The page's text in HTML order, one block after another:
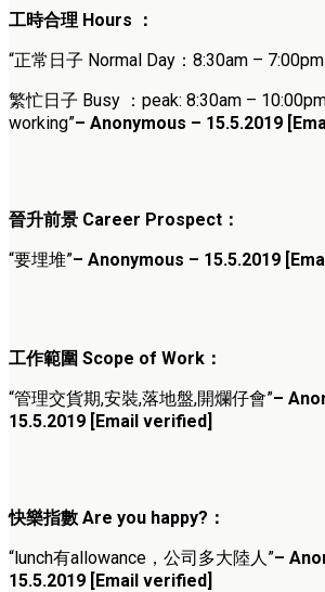
工時合理 Hours ：
“正常日子 Normal Day：8:30am – 7:00pm
繁忙日子 Busy ：peak: 8:30am –
working”– Anonymous – 15.5.2019
晉升前景 Career Prospect：
“要埋堆”– Anonymous – 15.5.2019
工作範圍 Scope of Work：
“管理交貨期,安裝,落地盤,開爛仔會”–
15.5.2019 [Email verified]
快樂指數 Are you happy?：
“lunch有allowance，公司多大陸人”–
15.5.2019 [Email verified]